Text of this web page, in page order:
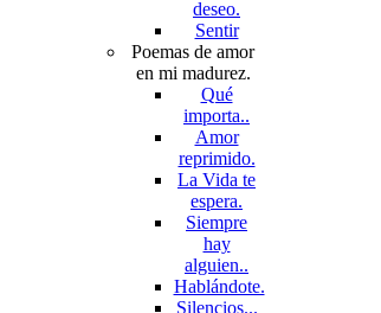
deseo.
Sentir
Poemas de amor
en mi madurez.
Qué
importa..
Amor
reprimido.
La Vida te
espera.
Siempre
hay
alguien..
Hablándote.
Silencios...